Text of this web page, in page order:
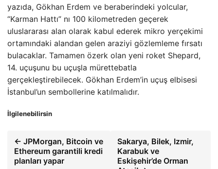
yazıda, Gökhan Erdem ve beraberindeki yolcular,
“Karman Hattı” nı 100 kilometreden geçerek
uluslararası alan olarak kabul ederek mikro yerçekimi
ortamındaki alandan gelen araziyi gözlemleme fırsatı
bulacaklar. Tamamen özerk olan yeni roket Shepard,
14. uçuşunu bu uçuşla mürettebatla
gerçekleştirebilecek. Gökhan Erdem’in uçuş elbisesi
İstanbul’un sembollerine katılmalıdır.
İlgilenebilirsin
← JPMorgan, Bitcoin ve
Ethereum garantili kredi
planları yapar
Sakarya, Bilek, Izmir,
Karabuk ve
Eskişehir’de Orman